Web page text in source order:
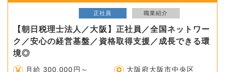
正社員 職業紹介
【朝日税理士法人／大阪】正社員／全国ネットワー
ク／安心の経営基盤／資格取得支援／成長できる環
境◎
月給 300,000円～
大阪府大阪市中央区